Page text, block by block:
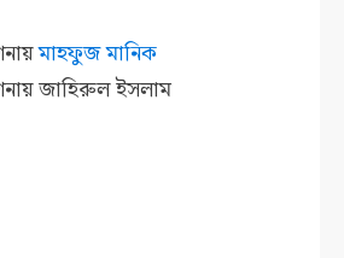
মাহফুজ মানিক
জাহিরুল ইসলাম